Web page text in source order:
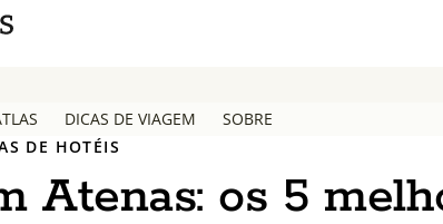
DICAS DE VIAGEM SOBRE
DE HOTÉIS
Atenas: os 5